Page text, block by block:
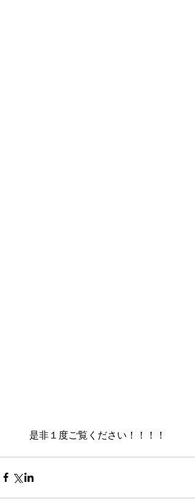
是非１度ご覧ください！！！！